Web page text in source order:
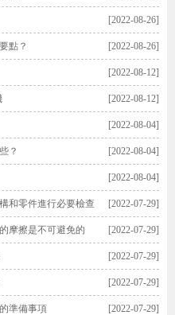
[2022-08-26]
[2022-08-26]
點？
[2022-08-12]
[2022-08-12]
[2022-08-04]
[2022-08-04]
？
[2022-08-04]
[2022-07-29]
和零件進行必要檢查
[2022-07-29]
摩擦是不可避免的
[2022-07-29]
[2022-07-29]
[2022-07-29]
準備事項